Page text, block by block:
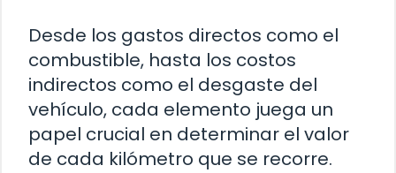
Desde los gastos directos como el
combustible, hasta los costos
indirectos como el desgaste del
vehículo, cada elemento juega un
papel crucial en determinar el valor
de cada kilómetro que se recorre.